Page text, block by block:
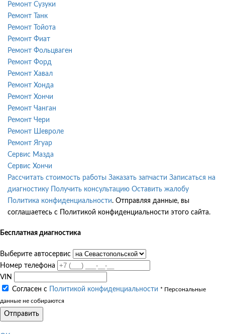
Ремонт Сузуки
Ремонт Танк
Ремонт Тойота
Ремонт Фиат
Ремонт Фольцваген
Ремонт Форд
Ремонт Хавал
Ремонт Хонда
Ремонт Хончи
Ремонт Чанган
Ремонт Чери
Ремонт Шевроле
Ремонт Ягуар
Сервис Мазда
Сервис Хончи
Рассчитать стоимость работы Заказать запчасти Записаться на
диагностику
Получить консультацию Оставить жалобу
Политика конфиденциальности. Отправляя данные, вы
соглашаетесь с Политикой конфиденциальности этого сайта.
Бесплатная диагностика
Выберите автосервис
Номер телефона
VIN
Согласен с
Политикой конфиденциальности * Персональные
данные не собираются
Отправить